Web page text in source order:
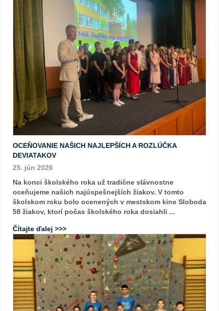
OCEŇOVANIE NAŠICH NAJLEPŠÍCH A ROZLÚČKA
DEVIATAKOV
25. jún 2026
Na konci školského roka už tradične slávnostne
oceňujeme našich najúspešnejších žiakov. V tomto
školskom roku bolo ocenených v mestskom kine Sloboda
58 žiakov, ktorí počas školského roka dosiahli ...
Čítajte ďalej >>>